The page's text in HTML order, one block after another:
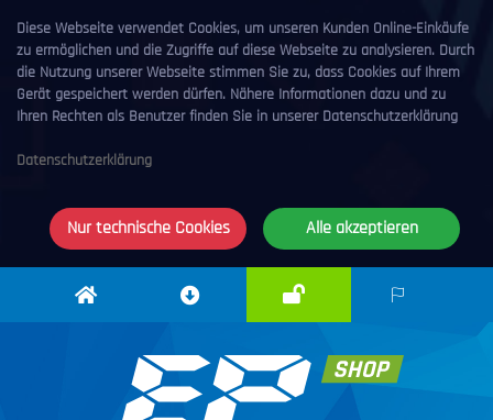
Diese Webseite verwendet Cookies, um unseren Kunden Online-Einkäufe
zu ermöglichen und die Zugriffe auf diese Webseite zu analysieren. Durch
die Nutzung unserer Webseite stimmen Sie zu, dass Cookies auf Ihrem
Gerät gespeichert werden dürfen. Nähere Informationen dazu und zu
Ihren Rechten als Benutzer finden Sie in unserer Datenschutzerklärung
Datenschutzerklärung
Nur technische Cookies Alle akzeptieren
Elektronik
Downloadcenter